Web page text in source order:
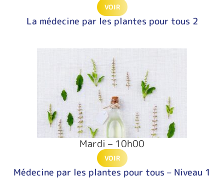
VOIR
La médecine par les plantes pour tous 2
Mardi – 10h00
VOIR
Médecine par les plantes pour tous – Niveau 1